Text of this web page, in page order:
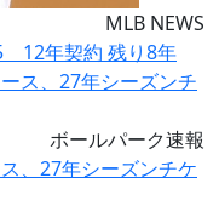
MLB NEWS
12年契約 残り8年
ボールパーク速報
、27年シーズンチケ